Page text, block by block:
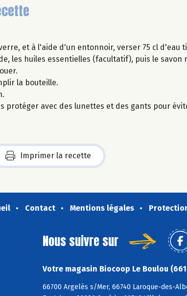
et à l'aide d'un entonnoir, verser 75 cl d'eau
les huiles essentielles (facultatif), puis le savon
la bouteille.
protéger avec des lunettes et des gants pour
Imprimer la recette
Contact Mentions légales
Nous suivre sur
Votre magasin Biocoop Le Boulou
66700 Argelès s/Mer, 66740 Laroque-des-